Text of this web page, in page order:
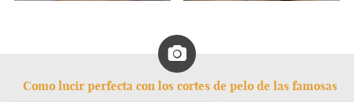
Como lucir perfecta con los cortes de pelo de las famosas